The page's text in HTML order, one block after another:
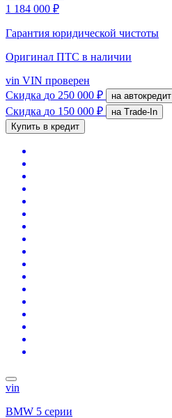
1 184 000 ₽
Гарантия юридической чистоты
Оригинал ПТС в наличии
vin VIN проверен
Скидка до 250 000 ₽ на автокредит
Скидка до 150 000 ₽
на Trade-In
Купить в кредит
vin
BMW 5 серии